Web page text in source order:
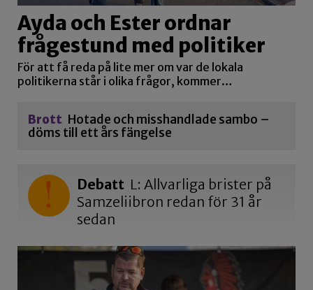
Ayda och Ester ordnar
frågestund med politiker
För att få reda på lite mer om var de lokala
politikerna står i olika frågor, kommer…
Brott Hotade och misshandlade sambo –
döms till ett års fängelse
Debatt L: Allvarliga brister på
Samzeliibron redan för 31 år
sedan